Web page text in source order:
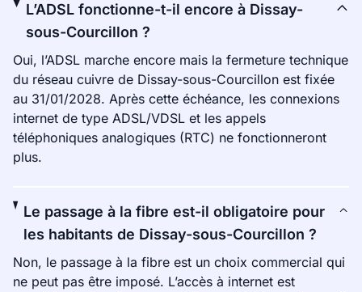
L’ADSL fonctionne-t-il encore à Dissay-
sous-Courcillon ?
Oui, l’ADSL marche encore mais la fermeture technique
du réseau cuivre de Dissay-sous-Courcillon est fixée
au 31/01/2028. Après cette échéance, les connexions
internet de type ADSL/VDSL et les appels
téléphoniques analogiques (RTC) ne fonctionneront
plus.
Le passage à la fibre est-il obligatoire pour
les habitants de Dissay-sous-Courcillon ?
Non, le passage à la fibre est un choix commercial qui
ne peut pas être imposé. L’accès à internet est